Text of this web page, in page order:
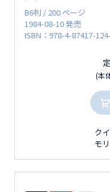
B6判 / 200 ページ
1984-08-10 発売
ISBN：978-4-87417-
(本
ク
モ